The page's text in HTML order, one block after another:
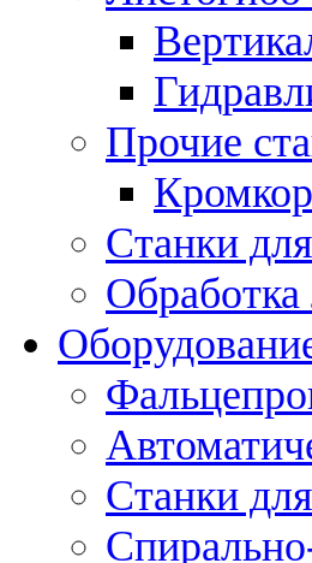
Прочие
Станки
Обработка
Станки